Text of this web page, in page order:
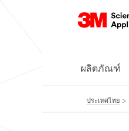
ผลิตภัณฑ์
ประเทศไทย